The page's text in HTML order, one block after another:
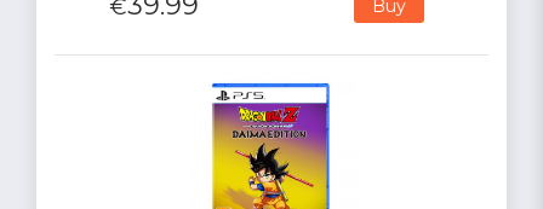
€ Buy